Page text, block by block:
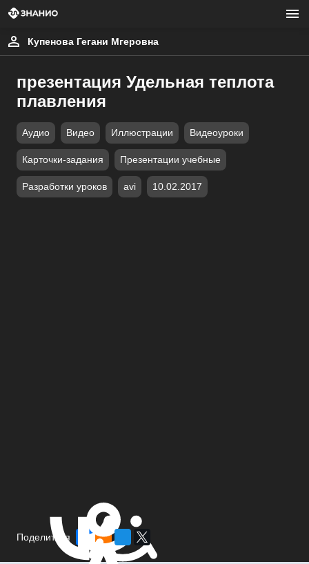
Купенова Гегани Мгеровна
презентация Удельная теплота
плавления
Аудио Видео Иллюстрации Видеоуроки
Карточки-задания Презентации учебные
Разработки уроков avi 10.02.2017
Поделиться